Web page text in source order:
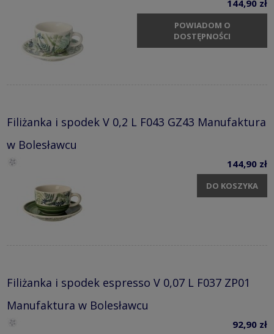
144,90 zł
POWIADOM O
DOSTĘPNOŚCI
Filiżanka i spodek V 0,2 L F043 GZ43 Manufaktura
w Bolesławcu
144,90 zł
DO KOSZYKA
Filiżanka i spodek espresso V 0,07 L F037 ZP01
Manufaktura w Bolesławcu
92,90 zł